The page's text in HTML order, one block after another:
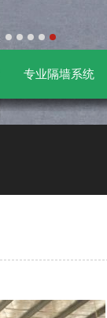
专业隔墙系统